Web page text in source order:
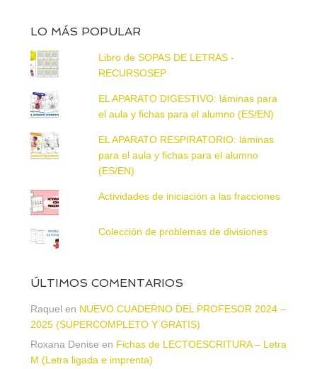
LO MÁS POPULAR
Libro de SOPAS DE LETRAS -
RECURSOSEP
EL APARATO DIGESTIVO: láminas para
el aula y fichas para el alumno (ES/EN)
EL APARATO RESPIRATORIO: láminas
para el aula y fichas para el alumno
(ES/EN)
Actividades de iniciación a las fracciones
Colección de problemas de divisiones
ÚLTIMOS COMENTARIOS
Raquel en NUEVO CUADERNO DEL PROFESOR 2024 –
2025 (SUPERCOMPLETO Y GRATIS)
Roxana Denise en Fichas de LECTOESCRITURA – Letra
M (Letra ligada e imprenta)